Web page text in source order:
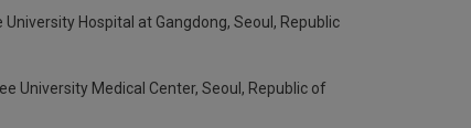
Hospital at Gangdong, Seoul, Republic
University Medical Center, Seoul, Republic of